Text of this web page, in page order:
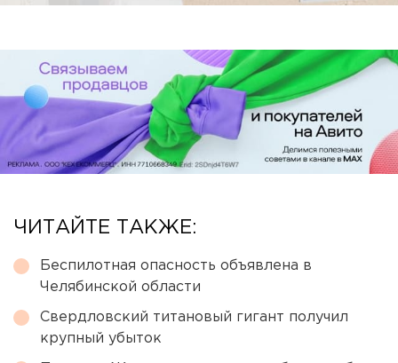
ЧИТАЙТЕ ТАКЖЕ:
Беспилотная опасность объявлена в
Челябинской области
Свердловский титановый гигант получил
крупный убыток